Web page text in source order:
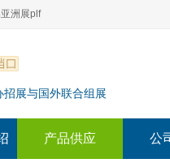
零售展|oem展
）
贴牌代加工展
洲展plf
）
展与国外联合组展
产品供应 公